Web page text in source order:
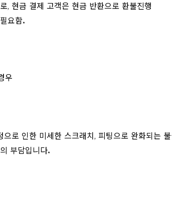
, 현금 결제 고객은 현금 반환으로 환불진행
요함.
우
로 인한 미세한 스크래치, 피팅으로 완화되는
부담입니다.